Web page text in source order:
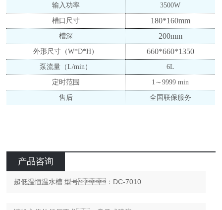
输入功率 3500W
槽口尺寸 180*160mm
槽深 200mm
外形尺寸（W*D*H） 660*660*1350
泵流量（L/min） 6L
定时范围 1～9999 min
售后 全国联保服务
产品咨询